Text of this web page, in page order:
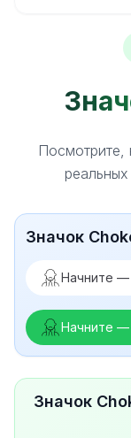
Посмотрите,
Значок
Начните —
Начните —
Значок